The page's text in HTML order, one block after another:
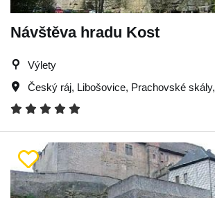
Návštěva hradu Kost
Výlety
Český ráj, Libošovice, Prachovské skály,